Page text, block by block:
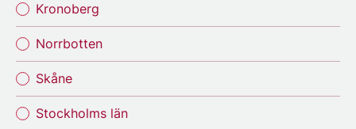
Kronoberg
Norrbotten
Skåne
Stockholms län